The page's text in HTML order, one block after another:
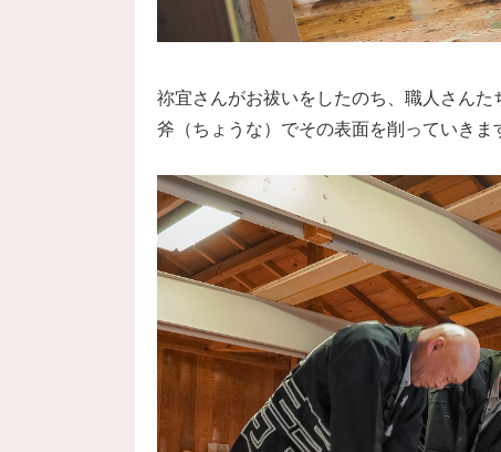
祢宜さんがお祓いをしたのち、職人さん
斧（ちょうな）でその表面を削っていきま